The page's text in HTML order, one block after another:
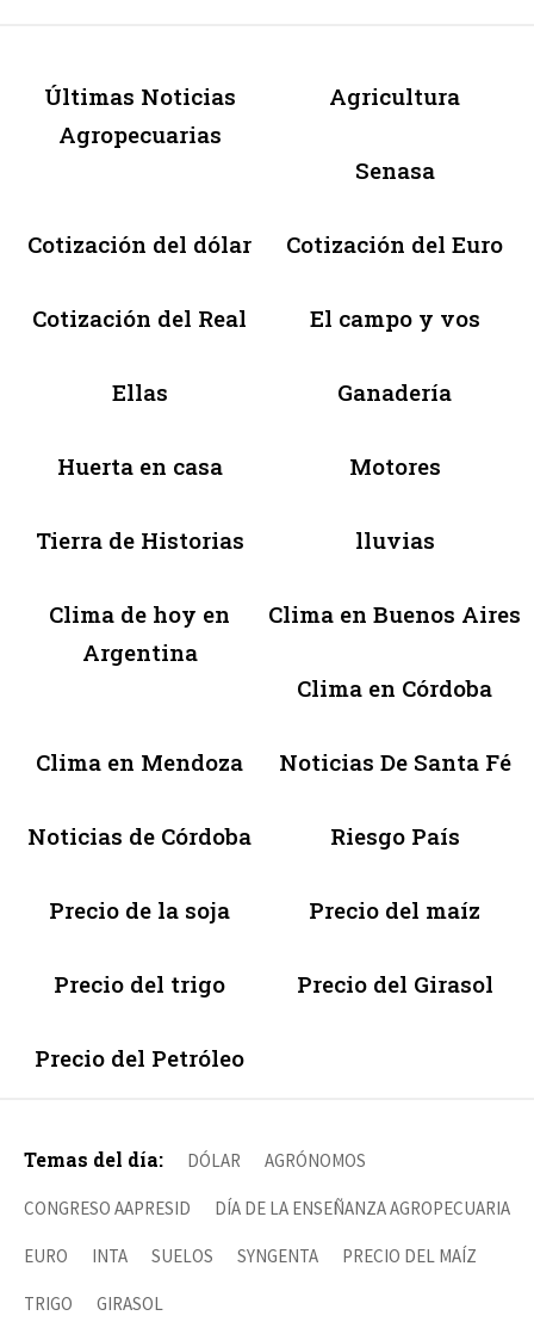
Últimas Noticias
Agropecuarias
Agricultura
Senasa
Cotización del dólar Cotización del Euro
Cotización del Real El campo y vos
Ellas Ganadería
Huerta en casa Motores
Tierra de Historias lluvias
Clima de hoy en
Argentina
Clima en Buenos Aires
Clima en Córdoba
Clima en Mendoza Noticias De Santa Fé
Noticias de Córdoba Riesgo País
Precio de la soja Precio del maíz
Precio del trigo Precio del Girasol
Precio del Petróleo
Temas del día: DÓLAR AGRÓNOMOS
CONGRESO AAPRESID DÍA DE LA ENSEÑANZA AGROPECUARIA
EURO INTA SUELOS SYNGENTA PRECIO DEL MAÍZ
TRIGO GIRASOL